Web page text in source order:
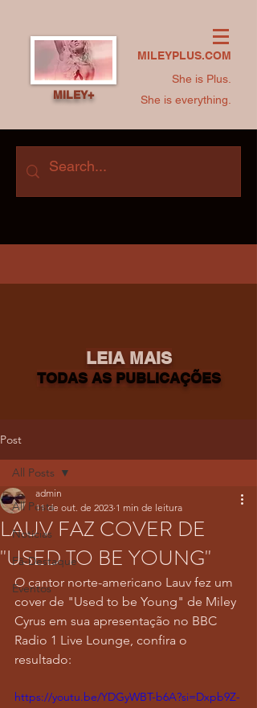
MILEYPLUS.COM
She is Plus.
She is everything.
MILEY+
LEIA MAIS
TODAS AS PUBLICAÇÕES
Post
All Posts
Notícias
Fã-Destaque
Eventos
All Posts
LAUV FAZ COVER DE
"USED TO BE YOUNG"
admin
11 de out. de 2023 1 min de leitura
O cantor norte-americano Lauv fez um
cover de "Used to be Young" de Miley
Cyrus em sua apresentação no BBC
Radio 1 Live Lounge, confira o
resultado:
https://youtu.be/YDGyWBT-b6A?si=Dxpb9Z-